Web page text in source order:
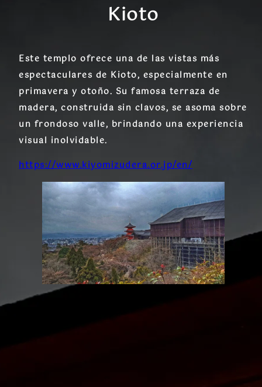
Kioto
Este templo ofrece una de las vistas más
espectaculares de Kioto, especialmente en
primavera y otoño. Su famosa terraza de
madera, construida sin clavos, se asoma sobre
un frondoso valle, brindando una experiencia
visual inolvidable.
https://www.kiyomizudera.or.jp/en/